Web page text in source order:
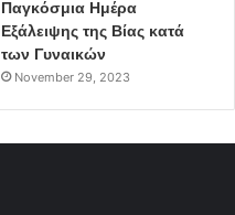
Παγκόσμια Ημέρα
Εξάλειψης της Βίας κατά
των Γυναικών
November 29, 2023